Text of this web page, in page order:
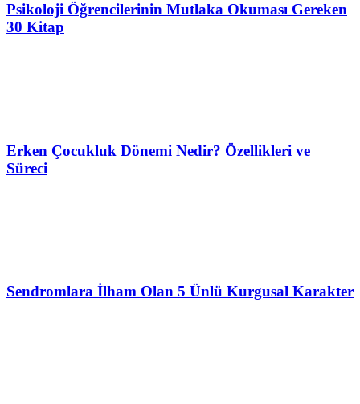
Psikoloji Öğrencilerinin Mutlaka Okuması Gereken
30 Kitap
Erken Çocukluk Dönemi Nedir? Özellikleri ve
Süreci
Sendromlara İlham Olan 5 Ünlü Kurgusal Karakter